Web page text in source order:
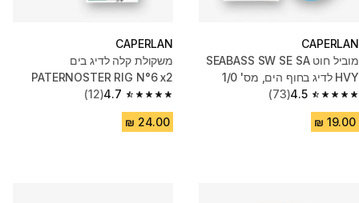
CAPERLAN
מוביל חוט SEABASS SW SE SA
HVY לדיג בחוף הים, מס' 1/0
4.5
4.5 out of 5 stars from 73 reviews
(73)
CAPERLAN
משקולת קלה לדיג בים
PATERNOSTER RIG N°6 x2
4.7
4.7 out of 5 stars from 12 reviews
(12)